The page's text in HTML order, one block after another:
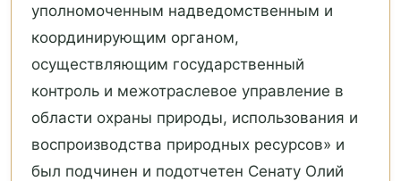
уполномоченным надведомственным и
координирующим органом,
осуществляющим государственный
контроль и межотраслевое управление в
области охраны природы, использования и
воспроизводства природных ресурсов» и
был подчинен и подотчетен Сенату Олий